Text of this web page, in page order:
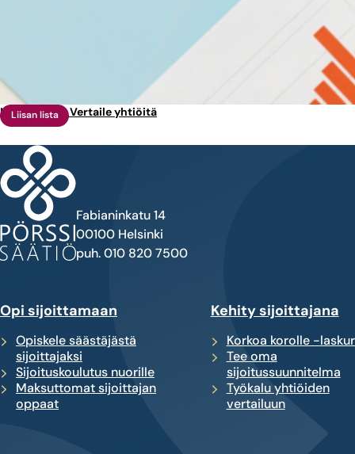
Liisan lista
Liisan lista – Vertaile yhtiöitä
Fabianinkatu 14
00100 Helsinki
puh. 010 820 7500
Opi sijoittamaan
Opiskele säästäjästä
sijoittajaksi
Sijoituskoulutus nuorille
Maksuttomat sijoittajan
oppaat
Kehity sijoittajana
Korkoa korolle -
Tee oma
sijoitussuunnitelma
Työkalu yhtiöiden
vertailuun